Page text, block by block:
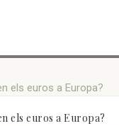
els euros a Europa?